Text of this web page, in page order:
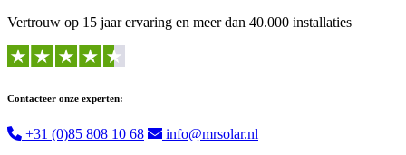
Vertrouw op 15 jaar ervaring en meer dan 40.000 installaties
Contacteer onze experten:
+31 (0)85 808 10 68
info@mrsolar.nl